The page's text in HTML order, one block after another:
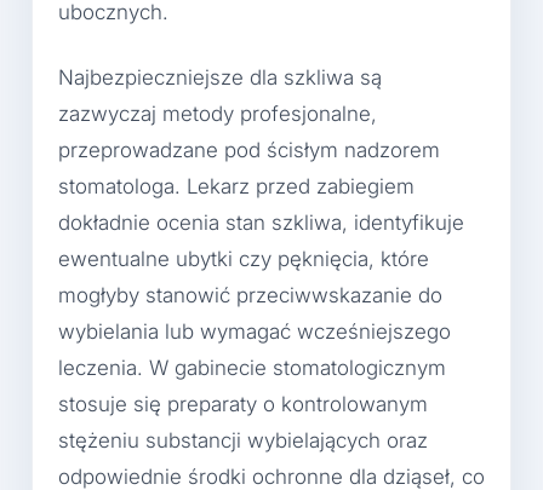
ubocznych.
Najbezpieczniejsze dla szkliwa są
zazwyczaj metody profesjonalne,
przeprowadzane pod ścisłym nadzorem
stomatologa. Lekarz przed zabiegiem
dokładnie ocenia stan szkliwa, identyfikuje
ewentualne ubytki czy pęknięcia, które
mogłyby stanowić przeciwwskazanie do
wybielania lub wymagać wcześniejszego
leczenia. W gabinecie stomatologicznym
stosuje się preparaty o kontrolowanym
stężeniu substancji wybielających oraz
odpowiednie środki ochronne dla dziąseł, co